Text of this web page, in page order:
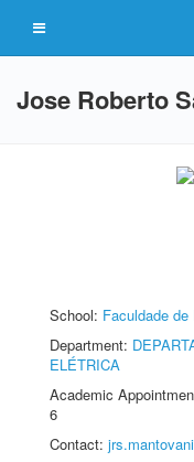
Jose Roberto
School: Faculdade
Department:
ELÉTRICA
Academic
6
Contact: